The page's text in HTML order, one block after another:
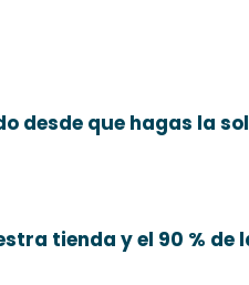
desde que hagas la
tienda y el 90 % de